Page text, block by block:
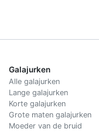
Galajurken
Alle galajurken
Lange galajurken
Korte galajurken
Grote maten galajurken
Moeder van de bruid